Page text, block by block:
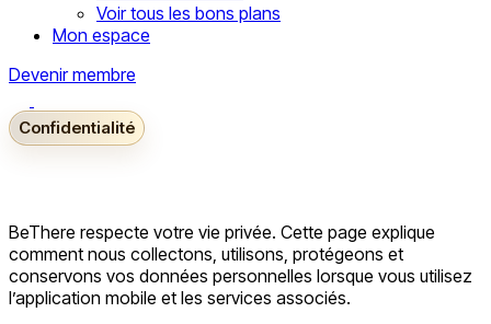
Voir tous les bons plans
Mon espace
Devenir membre
Confidentialité
BeThere respecte votre vie privée. Cette page explique
comment nous collectons, utilisons, protégeons et
conservons vos données personnelles lorsque vous utilisez
l’application mobile et les services associés.